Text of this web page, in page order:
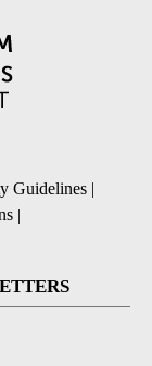
Guidelines |
|